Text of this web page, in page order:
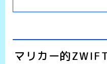
マリカー的